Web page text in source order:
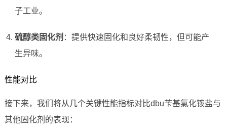
子工业。
硫醇类固化剂 ：提供快速固化和良好柔韧性，但可能产
生异味。
性能对比
接下来，我们将从几个关键性能指标对比dbu苄基氯化铵盐与
其他固化剂的表现：